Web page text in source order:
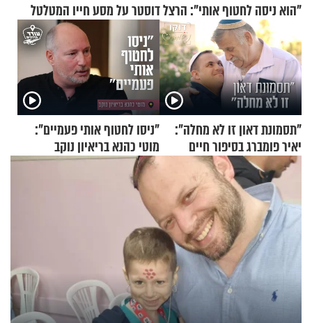
"הוא ניסה לחטוף אותי": הרצל דוסטר על מסע חייו המטלטל
"תסמונת דאון זו לא מחלה":
יאיר פומברג בסיפור חיים
מעורר השראה
"ניסו לחטוף אותי פעמיים":
מוטי כהנא בריאיון נוקב